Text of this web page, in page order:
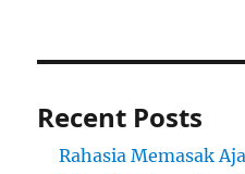
Recent Posts
Rahasia Memasak